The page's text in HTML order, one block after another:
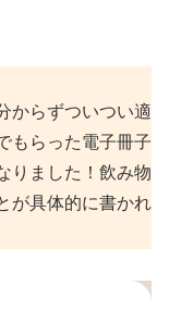
からずついつい適
もらった電子冊子
りました！飲み物
が具体的に書かれ